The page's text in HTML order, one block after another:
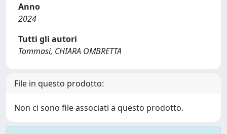
Anno
2024
Tutti gli autori
Tommasi, CHIARA OMBRETTA
File in questo prodotto:
Non ci sono file associati a questo prodotto.